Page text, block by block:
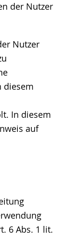
der Nutzer
Nutzer
diesem
In diesem
auf
6 Abs. 1 lit.